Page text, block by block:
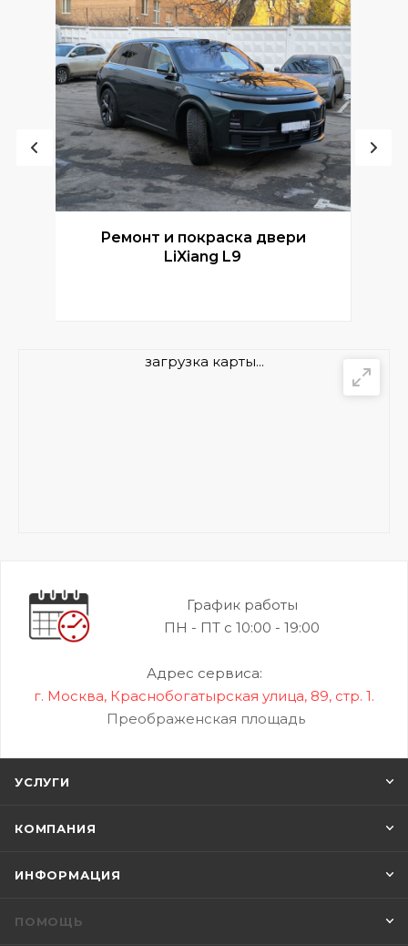
Ремонт и покраска двери
LiXiang L9
загрузка карты...
График работы
ПН - ПТ с 10:00 - 19:00
Адрес сервиса:
г. Москва, Краснобогатырская улица, 89, стр. 1.
Преображенская площадь
УСЛУГИ
КОМПАНИЯ
ИНФОРМАЦИЯ
ПОМОЩЬ